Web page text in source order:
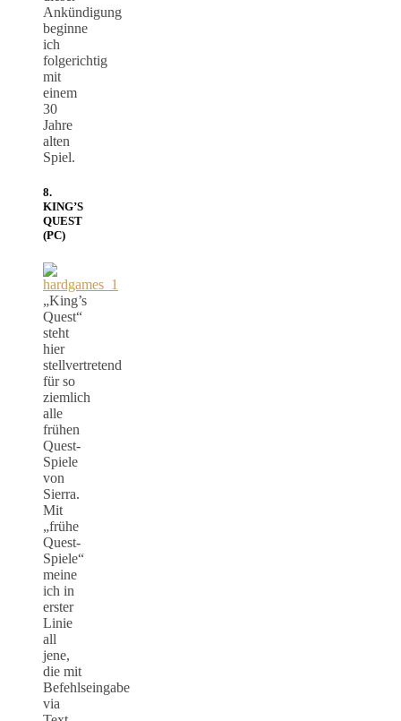
Ankündigung
beginne
ich
folgerichtig
mit
einem
30
Jahre
alten
Spiel.
8.
KING’S
QUEST
(PC)
„King’s
Quest“
steht
hier
stellvertretend
für so
ziemlich
alle
frühen
Quest-
Spiele
von
Sierra.
Mit
„frühe
Quest-
Spiele“
meine
ich in
erster
Linie
all
jene,
die mit
Befehlseingabe
via